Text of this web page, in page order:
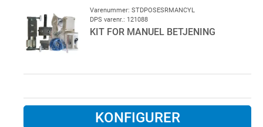
Varenummer: STDPOSESRMANCYL
DPS varenr.: 121088
KIT FOR MANUEL BETJENING
KONFIGURER